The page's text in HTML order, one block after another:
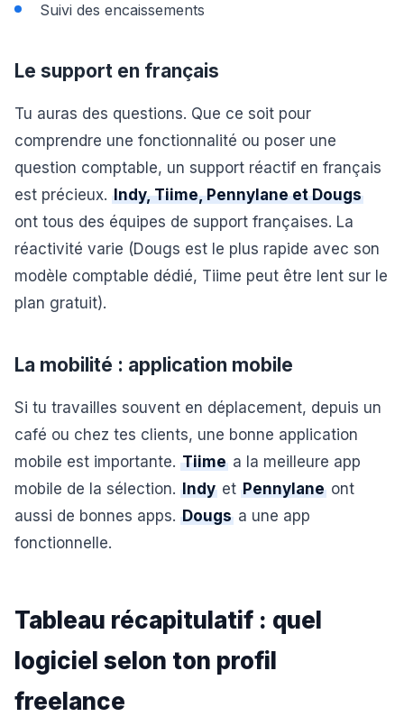
Suivi des encaissements
Le support en français
Tu auras des questions. Que ce soit pour
comprendre une fonctionnalité ou poser une
question comptable, un support réactif en français
est précieux. Indy, Tiime, Pennylane et Dougs
ont tous des équipes de support françaises. La
réactivité varie (Dougs est le plus rapide avec son
modèle comptable dédié, Tiime peut être lent sur le
plan gratuit).
La mobilité : application mobile
Si tu travailles souvent en déplacement, depuis un
café ou chez tes clients, une bonne application
mobile est importante. Tiime a la meilleure app
mobile de la sélection. Indy et Pennylane ont
aussi de bonnes apps. Dougs a une app
fonctionnelle.
Tableau récapitulatif : quel
logiciel selon ton profil
freelance